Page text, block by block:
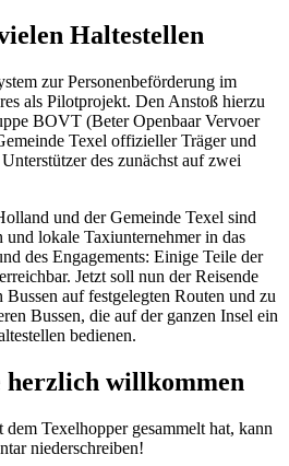
Haltestellen
zur Personenbeförderung im
als Pilotprojekt. Den Anstoß hierzu
BOVT (Beter Openbaar Vervoer
Texel offizieller Träger und
des zunächst auf zwei
und der Gemeinde Texel sind
lokale Taxiunternehmer in das
des Engagements: Einige Teile der
Jetzt soll nun der Reisende
auf festgelegten Routen und zu
Bussen, die auf der ganzen Insel ein
bedienen.
willkommen
Texelhopper gesammelt hat, kann
niederschreiben!